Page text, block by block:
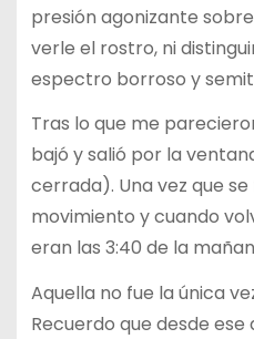
presión agonizante
verle el rostro, ni
espectro borroso y
Tras lo que me
bajó y salió por la
cerrada). Una vez que
movimiento y cuando
eran las 3:40 de la
Aquella no fue la única
Recuerdo que desde